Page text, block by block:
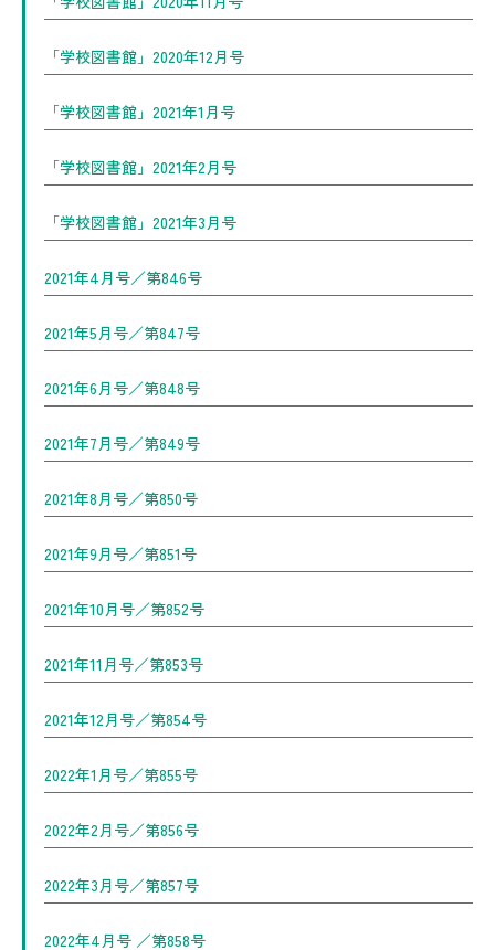
「学校図書館」2020年12月号
「学校図書館」2021年1月号
「学校図書館」2021年2月号
「学校図書館」2021年3月号
2021年4月号／第846号
2021年5月号／第847号
2021年6月号／第848号
2021年7月号／第849号
2021年8月号／第850号
2021年9月号／第851号
2021年10月号／第852号
2021年11月号／第853号
2021年12月号／第854号
2022年1月号／第855号
2022年2月号／第856号
2022年3月号／第857号
2022年4月号 ／第858号